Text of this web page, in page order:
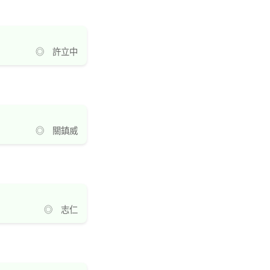
◎ 許立中
◎ 關鎮威
◎ 志仁